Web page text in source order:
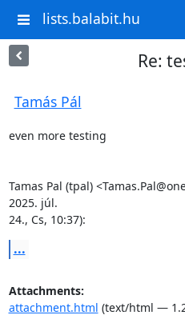
lists.balabit.hu
Re:
Tamás Pál
even more testing
Tamas Pal (tpal)
2025. júl.
24., Cs, 10:37):
...
Attachments:
attachment.html (text/html —